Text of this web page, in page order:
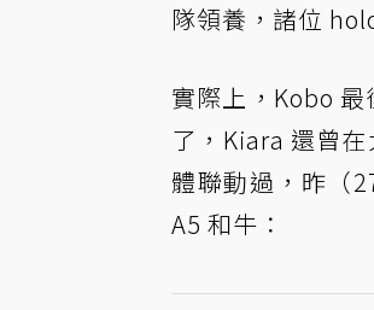
隊領養，諸位
實際上，Kobo
了，Kiara 還曾
體聯動過，昨（
A5 和牛：